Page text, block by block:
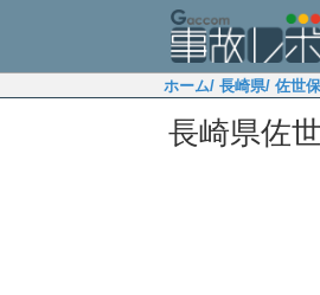
ホーム/ 長崎県/ 佐世
長崎県佐